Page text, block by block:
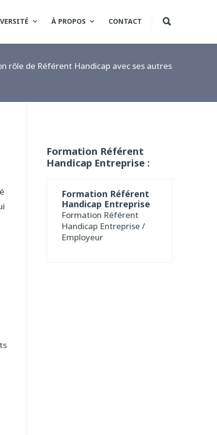
À PROPOS CONTACT
rôle de Référent Handicap avec ses autres
Formation Référent
Handicap Entreprise :
Formation Référent
Handicap Entreprise
Formation Référent
Handicap Entreprise /
Employeur